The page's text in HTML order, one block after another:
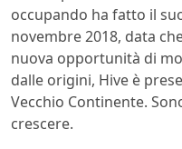
occupando ha fatto il
novembre 2018, data
nuova opportunità di
dalle origini, Hive è
Vecchio Continente.
crescere.